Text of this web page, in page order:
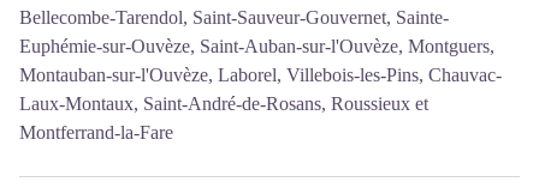
Bellecombe-Tarendol, Saint-Sauveur-Gouvernet, Sainte-
Euphémie-sur-Ouvèze, Saint-Auban-sur-l'Ouvèze, Montguers,
Montauban-sur-l'Ouvèze, Laborel, Villebois-les-Pins, Chauvac-
Laux-Montaux, Saint-André-de-Rosans, Roussieux et
Montferrand-la-Fare